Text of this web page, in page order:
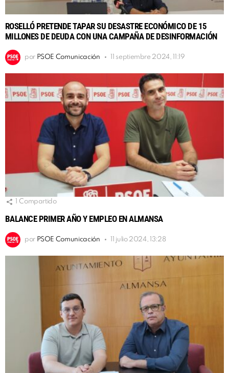
ROSELLÓ PRETENDE TAPAR SU DESASTRE ECONÓMICO DE 15
MILLONES DE DEUDA CON UNA CAMPAÑA DE DESINFORMACIÓN
por PSOE Comunicación 11 septiembre 2024, 11:19
Compartido
BALANCE PRIMER AÑO Y EMPLEO EN ALMANSA
por PSOE Comunicación 11 julio 2024, 13:28